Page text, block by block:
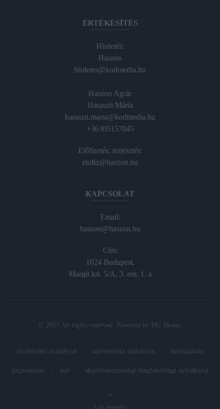
ÉRTÉKESÍTÉS
Hirdetés:
Haszon
hirdetes@kodmedia.hu
Haszon Agrár
Haraszti Márta
haraszti.marta@kodmedia.hu
+36305157045
Előfizetés, terjesztés:
elofiz@haszon.hu
KAPCSOLAT
Email:
haszon@haszon.hu
Cím:
1024 Budapest,
Margit krt. 5/A, 3. em. 1. a
© 2025 All rights reserved. Powered by HG Media
moderálási szabályzat adatvédelmi szabályzat médiaajánló
impresszum ászf akadálymentességi megfelelőségi nyilatkozat
Lap tetejére